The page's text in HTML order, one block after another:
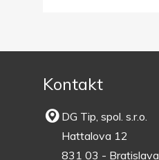
Kontakt
DG Tip, spol. s.r.o.
Hattalova 12
831 03 - Bratislava